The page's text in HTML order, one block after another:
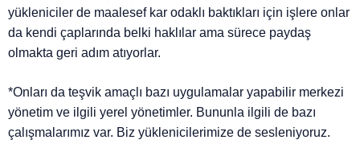
yükleniciler de maalesef kar odaklı baktıkları için işlere onlar
da kendi çaplarında belki haklılar ama sürece paydaş
olmakta geri adım atıyorlar.
*Onları da teşvik amaçlı bazı uygulamalar yapabilir merkezi
yönetim ve ilgili yerel yönetimler. Bununla ilgili de bazı
çalışmalarımız var. Biz yüklenicilerimize de sesleniyoruz.